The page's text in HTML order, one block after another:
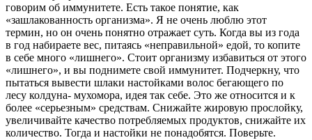
говорим об иммунитете. Есть такое понятие, как
«зашлакованность организма». Я не очень люблю этот
термин, но он очень понятно отражает суть. Когда вы из года
в год набираете вес, питаясь «неправильной» едой, то копите
в себе много «лишнего». Стоит организму избавиться от этого
«лишнего», и вы поднимете свой иммунитет. Подчеркну, что
пытаться вывести шлаки настойками волос бегающего по
лесу колдуна- мухомора, идея так себе. Это же относится и к
более «серьезным» средствам. Снижайте жировую прослойку,
увеличивайте качество потребляемых продуктов, снижайте их
количество. Тогда и настойки не понадобятся. Поверьте.